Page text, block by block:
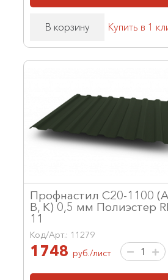
В корзину Купить в 1
Профнастил С20-1100
В, К) 0,5 мм Полиэстер
11
Код/Арт.: 11279
1748 руб./лист